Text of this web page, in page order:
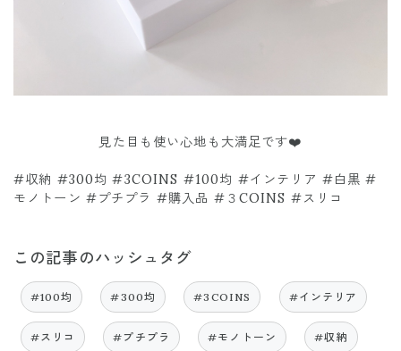
見た目も使い心地も大満足です❤️
#収納 #300均 #3COINS #100均 #インテリア #白黒 #
モノトーン #プチプラ #購入品 #３COINS #スリコ
この記事のハッシュタグ
#100均 #300均 #3COINS #インテリア
#スリコ #プチプラ #モノトーン #収納